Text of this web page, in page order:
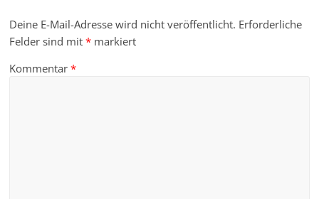
Deine E-Mail-Adresse wird nicht veröffentlicht. Erforderliche
Felder sind mit* markiert
Kommentar*